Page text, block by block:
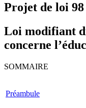
Projet de loi 98
Loi modifiant
concerne
SOMMAIRE
Préambule